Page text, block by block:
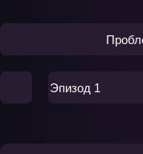
Эпизод 1